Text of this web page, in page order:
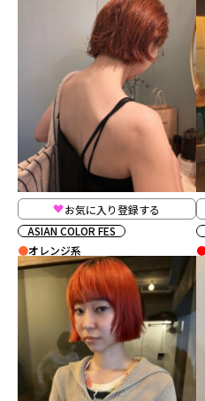
お気に入り登録する
ASIAN COLOR FES
オレンジ系